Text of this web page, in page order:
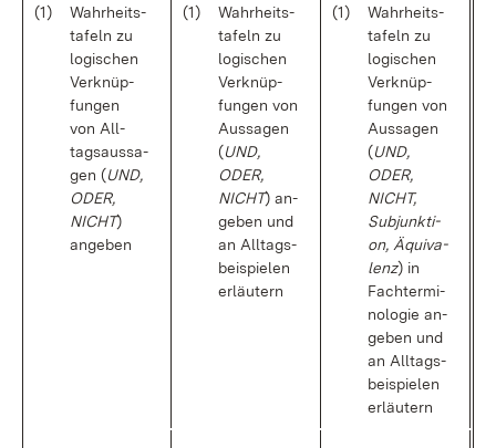
(1)
Wahr­heits­
ta­feln zu
lo­gi­schen
Ver­knüp­
fun­gen
von All­
tags­aus­sa­
gen (UND,
ODER,
NICHT)
an­ge­ben
(1)
Wahr­heits­
ta­feln zu
lo­gi­schen
Ver­knüp­
fun­gen von
Aus­sa­gen
(UND,
ODER,
NICHT) an­
ge­ben und
an All­tags­
bei­spie­len
er­läu­tern
(1)
Wahr­heits­
ta­feln zu
lo­gi­schen
Ver­knüp­
fun­gen von
Aus­sa­gen
(UND,
ODER,
NICHT,
Sub­junk­ti­
on, Äqui­va­
lenz) in
Fach­ter­mi­
no­lo­gie an­
ge­ben und
an All­tags­
bei­spie­len
er­läu­tern